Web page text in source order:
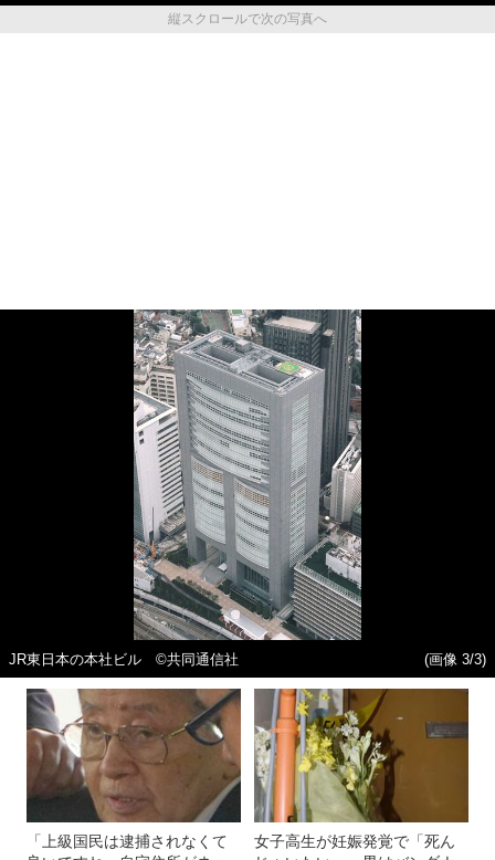
縦スクロールで次の写真へ
JR東日本の本社ビル ©共同通信社 (画像 3/3)
「上級国民は逮捕されなくて
女子高生が妊娠発覚で「死ん